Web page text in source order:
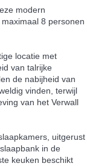
modern
8 personen
locatie met
van talrijke
de nabijheid van
vinden, terwijl
van het Verwall
uitgerust
in de
keuken beschikt